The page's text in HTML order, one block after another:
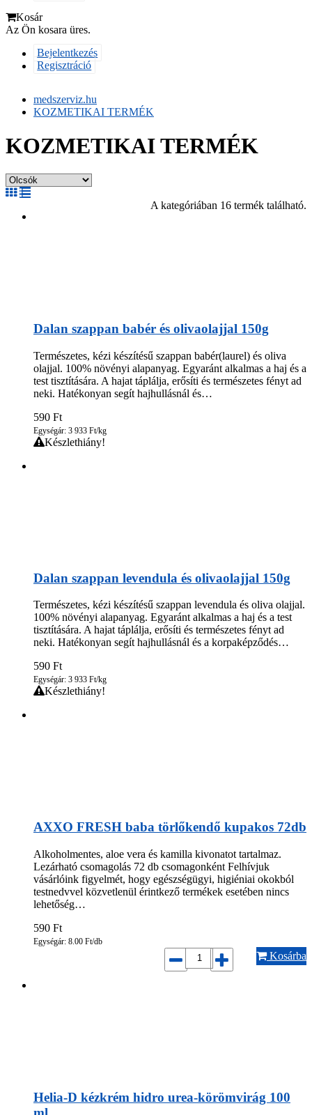
Kosár
Az Ön kosara üres.
Bejelentkezés
Regisztráció
medszerviz.hu
KOZMETIKAI TERMÉK
KOZMETIKAI TERMÉK
A kategóriában 16 termék található.
Dalan szappan babér és olivaolajjal 150g
Természetes, kézi készítésű szappan babér(laurel) és oliva
olajjal. 100% növényi alapanyag. Egyaránt alkalmas a haj és a
test tisztítására. A hajat táplálja, erősíti és természetes fényt ad
neki. Hatékonyan segít hajhullásnál és…
590 Ft
Egységár: 3 933 Ft/kg
Készlethiány!
Dalan szappan levendula és olivaolajjal 150g
Természetes, kézi készítésű szappan levendula és oliva olajjal.
100% növényi alapanyag. Egyaránt alkalmas a haj és a test
tisztítására. A hajat táplálja, erősíti és természetes fényt ad
neki. Hatékonyan segít hajhullásnál és a korpaképződés…
590 Ft
Egységár: 3 933 Ft/kg
Készlethiány!
AXXO FRESH baba törlőkendő kupakos 72db
Alkoholmentes, aloe vera és kamilla kivonatot tartalmaz.
Lezárható csomagolás 72 db csomagonként Felhívjuk
vásárlóink figyelmét, hogy egészségügyi, higiéniai okokból
testnedvvel közvetlenül érintkező termékek esetében nincs
lehetőség…
590 Ft
Egységár: 8.00 Ft/db
Kosárba
Helia-D kézkrém hidro urea-körömvirág 100